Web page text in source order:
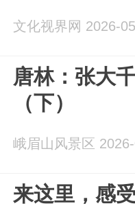
文化视界网 2026-
唐林：张大
（下）
峨眉山风景区
来这里，感